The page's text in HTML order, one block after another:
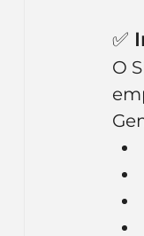
✅
O